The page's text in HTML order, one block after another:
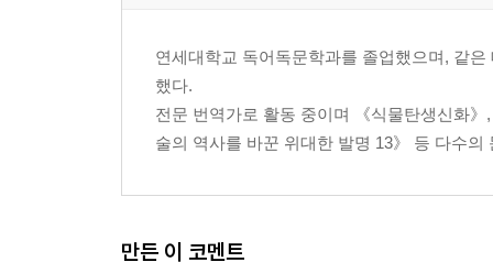
연세대학교 독어독문학과를 졸업했으며, 같
했다.
전문 번역가로 활동 중이며 《식물탄생신화
술의 역사를 바꾼 위대한 발명 13》 등 다수
만든 이 코멘트